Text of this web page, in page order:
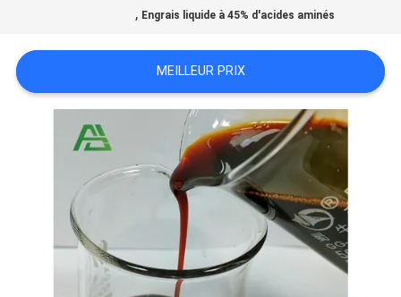
UNE
CITATION
, Engrais liquide à 45% d'acides aminés
MEILLEUR PRIX